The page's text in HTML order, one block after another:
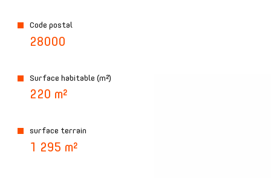
bilan
énergétique
Code postal
28000
Surface habitable (m²)
220 m²
surface terrain
1 295 m²